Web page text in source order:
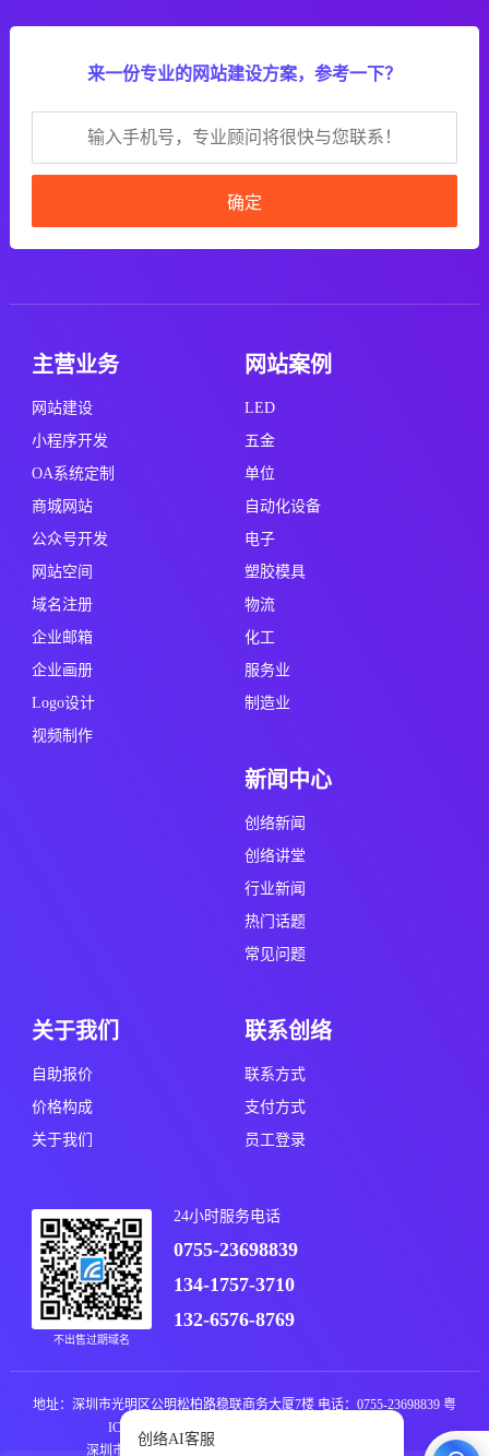
来一份专业的网站建设方案，参考一下？
确定
主营业务
网站建设
小程序开发
OA系统定制
商城网站
公众号开发
网站空间
域名注册
企业邮箱
企业画册
Logo设计
视频制作
网站案例
LED
五金
单位
自动化设备
电子
塑胶模具
物流
化工
服务业
制造业
新闻中心
创络新闻
创络讲堂
行业新闻
热门话题
常见问题
关于我们
自助报价
价格构成
关于我们
联系创络
联系方式
支付方式
员工登录
不出售过期域名
24小时服务电话
0755-23698839
134-1757-3710
132-6576-8769
地址：深圳市光明区公明松柏路稳联商务大厦7楼 电话：0755-23698839 粤
ICP备11019076号
深圳市创络科技有限公司 版权所有 © All rights reserved.